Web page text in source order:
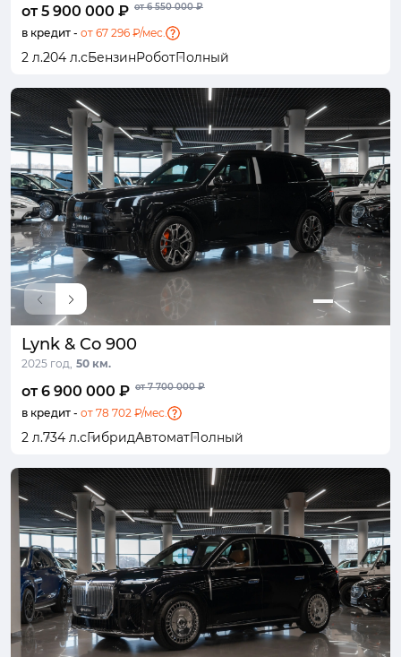
от 5 900 000 ₽ от 6 550 000 ₽
в кредит - от 67 296 ₽/мес.
2 л.204 л.сБензинРоботПолный
Lynk & Co 900
2025 год, 50 км.
от 6 900 000 ₽ от 7 700 000 ₽
в кредит - от 78 702 ₽/мес.
2 л.734 л.сГибридАвтоматПолный